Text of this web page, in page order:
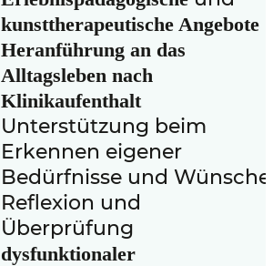
kunsttherapeutische Angebote
Heranführung an das
Alltagsleben nach
Klinikaufenthalt
Unterstützung beim
Erkennen eigener
Bedürfnisse und Wünsche
Reflexion und
Überprüfung
dysfunktionaler